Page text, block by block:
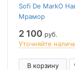
Sofi De MarkO
Мрамор
2 100 руб.
Уточняйте
В корзину